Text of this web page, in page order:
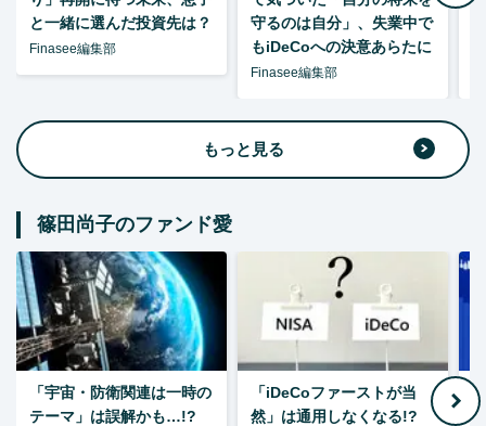
と一緒に選んだ投資先は？
Finasee編集部
守るのは自分」、失業中で
もiDeCoへの決意あらたに
Finasee編集部
もっと見る
篠田尚子のファンド愛
「宇宙・防衛関連は一時の
テーマ」は誤解かも…!?
「iDeCoファーストが当
然」は通用しなくなる!?